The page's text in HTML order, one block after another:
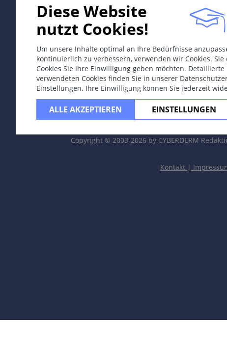
Diese Website
nutzt Cookies!
Um unsere Inhalte optimal an Ihre Bedürfnisse
kontinuierlich zu verbessern, verwenden wir Cookies.
Cookies Sie Ihre Einwilligung geben möchten.
verwendeten Cookies finden Sie in unserer
Einstellungen. Ihre Einwilligung können Sie jederzeit
ALLE AKZEPTIEREN EINSTELLUNGEN
Copyright © 2003-2026 by CYBERDERM
Kontakt |